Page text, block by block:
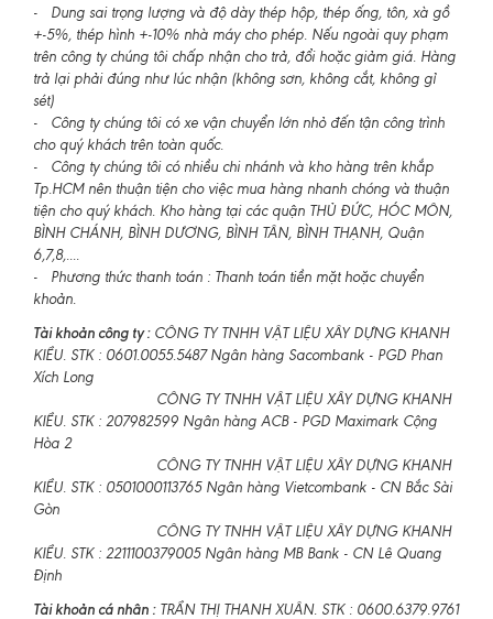
- Dung sai trọng lượng và độ dày thép hộp, thép ống, tôn, xà gồ
+-5%, thép hình +-10% nhà máy cho phép. Nếu ngoài quy phạm
trên công ty chúng tôi chấp nhận cho trả, đổi hoặc giảm giá. Hàng
trả lại phải đúng như lúc nhận (không sơn, không cắt, không gỉ
sét)
- Công ty chúng tôi có xe vận chuyển lớn nhỏ đến tận công trình
cho quý khách trên toàn quốc.
- Công ty chúng tôi có nhiều chi nhánh và kho hàng trên khắp
Tp.HCM nên thuận tiện cho việc mua hàng nhanh chóng và thuận
tiện cho quý khách. Kho hàng tại các quận THỦ ĐỨC, HÓC MÔN,
BÌNH CHÁNH, BÌNH DƯƠNG, BÌNH TÂN, BÌNH THẠNH, Quận
6,7,8,....
- Phương thức thanh toán : Thanh toán tiền mặt hoặc chuyển
khoản.
Tài khoản công ty :CÔNG TY TNHH VẬT LIỆU XÂY DỰNG KHANH
KIỀU. STK : 0601.0055.5487 Ngân hàng Sacombank - PGD Phan
Xích Long
CÔNG TY TNHH VẬT LIỆU XÂY DỰNG KHANH
KIỀU. STK : 207982599 Ngân hàng ACB - PGD Maximark Cộng
Hòa 2
CÔNG TY TNHH VẬT LIỆU XÂY DỰNG KHANH
KIỀU. STK : 0501000113765 Ngân hàng Vietcombank - CN Bắc Sài
Gòn
CÔNG TY TNHH VẬT LIỆU XÂY DỰNG KHANH
KIỀU. STK : 2211100379005 Ngân hàng MB Bank - CN Lê Quang
Định
Tài khoản cá nhân :TRẦN THỊ THANH XUÂN. STK : 0600.6379.9761